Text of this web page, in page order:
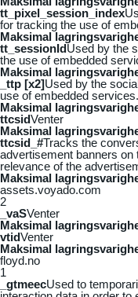
tt_pixel_session_index
for tracking the use of
Maksimal
tt_sessionIdUsed by the
the use of embedded
Maksimal
_ttp [x2]Used by the
use of embedded services.
Maksimal
ttcsidVenter
Maksimal
ttcsid_#Tracks the
advertisement banners
relevance of the
Maksimal
assets.voyado.com
2
_vaSVenter
Maksimal
vtidVenter
Maksimal
floyd.no
1
_gtmeecUsed to